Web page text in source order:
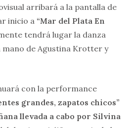
arribará a la pantalla de
inicio a “Mar del Plata En
tendrá lugar la danza
mano de Agustina Krotter y
con la performance
grandes, zapatos chicos”
llevada a cabo por Silvina